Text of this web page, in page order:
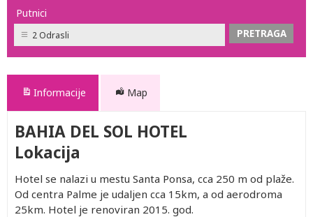
Putnici
2 Odrasli
Informacije Map
BAHIA DEL SOL HOTEL
Lokacija
Hotel se nalazi u mestu Santa Ponsa, cca 250 m od plaže.
Od centra Palme je udaljen cca 15km, a od aerodroma
25km. Hotel je renoviran 2015. god.